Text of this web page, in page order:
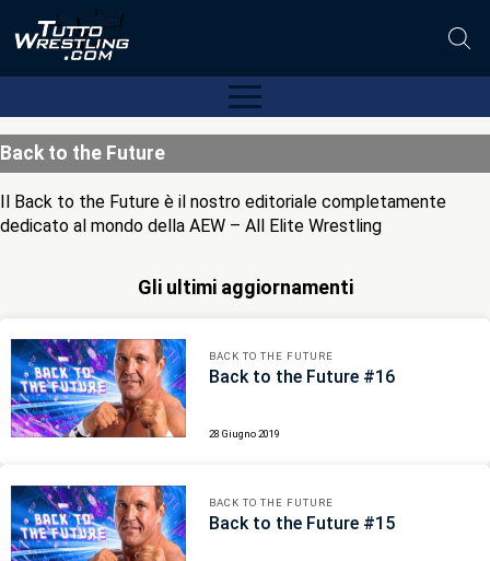
Back to the Future
Il Back to the Future è il nostro editoriale completamente
dedicato al mondo della AEW – All Elite Wrestling
Gli ultimi aggiornamenti
BACK TO THE FUTURE
Back to the Future #16
28 Giugno 2019
BACK TO THE FUTURE
Back to the Future #15